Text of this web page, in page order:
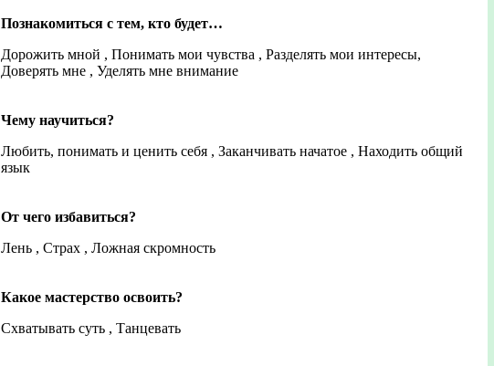
Познакомиться с тем, кто будет…
Дорожить мной , Понимать мои чувства , Разделять мои интересы,
Доверять мне , Уделять мне внимание
Чему научиться?
Любить, понимать и ценить себя , Заканчивать начатое , Находить общий
язык
От чего избавиться?
Лень , Страх , Ложная скромность
Какое мастерство освоить?
Схватывать суть , Танцевать